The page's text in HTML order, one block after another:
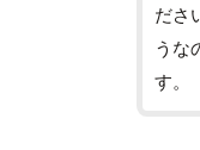
ださ
うな
す。